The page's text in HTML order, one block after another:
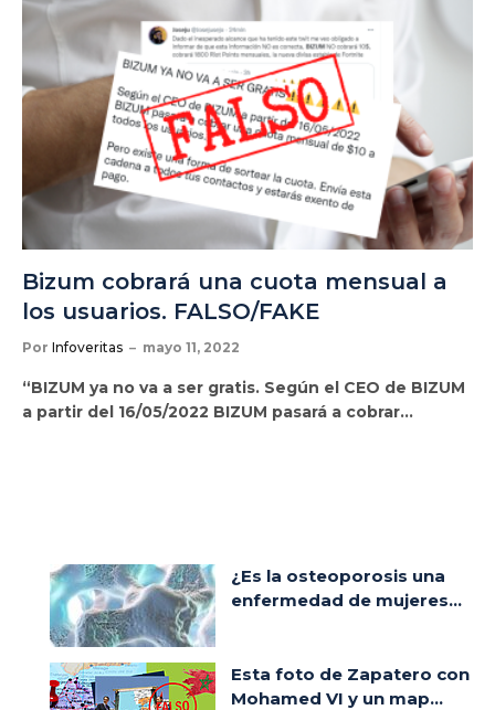
Bizum cobrará una cuota mensual a
los usuarios. FALSO/FAKE
Por Infoveritas mayo 11, 2022
“BIZUM ya no va a ser gratis. Según el CEO de BIZUM
a partir del 16/05/2022 BIZUM pasará a cobrar…
¿Es la osteoporosis una
enfermedad de mujeres...
Esta foto de Zapatero con
Mohamed VI y un map...